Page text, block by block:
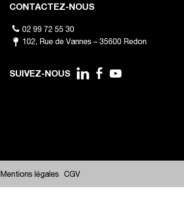
CONTACTEZ-NOUS
02 99 72 55 30
102, Rue de Vannes – 35600 Redon
SUIVEZ-NOUS
Mentions légales CGV